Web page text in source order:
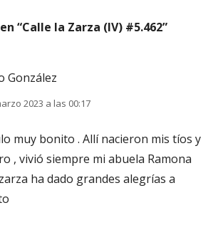
“Calle la Zarza (IV) #5.462”
González
2023 a las 00:17
muy bonito . Allí nacieron mis tíos y
, vivió siempre mi abuela Ramona
ha dado grandes alegrías a